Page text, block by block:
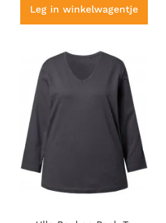
Leg in winkelwagentje